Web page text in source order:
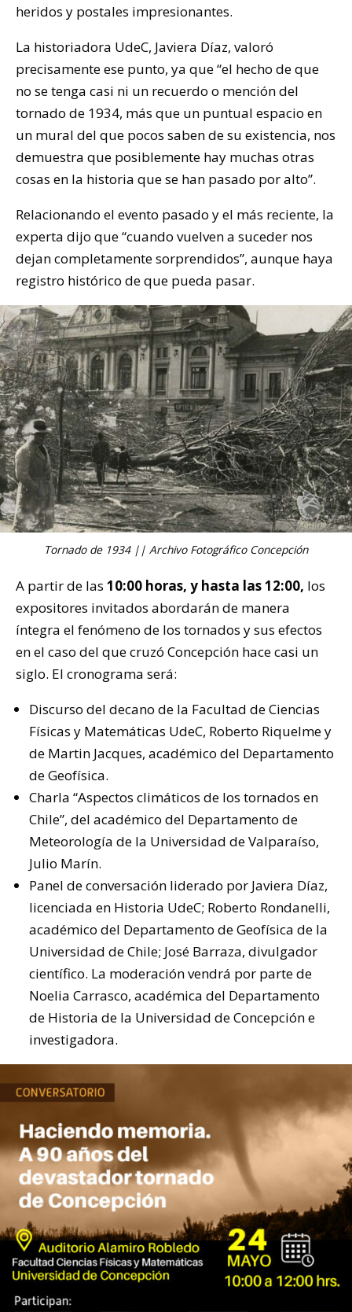
heridos y postales impresionantes.
La historiadora UdeC, Javiera Díaz, valoró
precisamente ese punto, ya que “el hecho de que
no se tenga casi ni un recuerdo o mención del
tornado de 1934, más que un puntual espacio en
un mural del que pocos saben de su existencia, nos
demuestra que posiblemente hay muchas otras
cosas en la historia que se han pasado por alto”.
Relacionando el evento pasado y el más reciente, la
experta dijo que “cuando vuelven a suceder nos
dejan completamente sorprendidos”, aunque haya
registro histórico de que pueda pasar.
Tornado de 1934 || Archivo Fotográfico Concepción
A partir de las 10:00 horas, y hasta las 12:00, los
expositores invitados abordarán de manera
íntegra el fenómeno de los tornados y sus efectos
en el caso del que cruzó Concepción hace casi un
siglo. El cronograma será:
Discurso del decano de la Facultad de Ciencias
Físicas y Matemáticas UdeC, Roberto Riquelme y
de Martin Jacques, académico del Departamento
de Geofísica.
Charla “Aspectos climáticos de los tornados en
Chile”, del académico del Departamento de
Meteorología de la Universidad de Valparaíso,
Julio Marín.
Panel de conversación liderado por Javiera Díaz,
licenciada en Historia UdeC; Roberto Rondanelli,
académico del Departamento de Geofísica de la
Universidad de Chile; José Barraza, divulgador
científico. La moderación vendrá por parte de
Noelia Carrasco, académica del Departamento
de Historia de la Universidad de Concepción e
investigadora.